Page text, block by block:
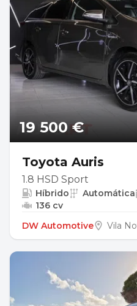
19 500 €
Toyota Auris
1.8 HSD Sport
Híbrido Automática
136 cv
DW Automotive
Vila